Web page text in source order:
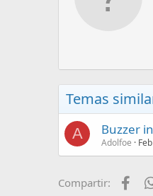
Temas
A Buzzer
Adolfoe
Compartir: